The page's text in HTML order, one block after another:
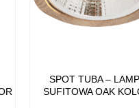
SPOT TUBA –
SUFITOWA OAK